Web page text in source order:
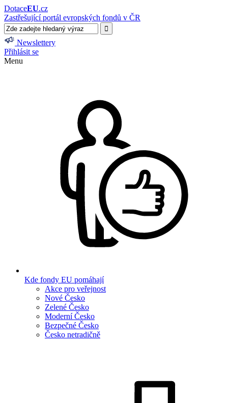
DotaceEU.cz
Zastřešující portál evropských fondů v ČR
Newslettery
Přihlásit se
Menu
Kde fondy EU pomáhají
Akce pro veřejnost
Nové Česko
Zelené Česko
Moderní Česko
Bezpečné Česko
Česko netradičně